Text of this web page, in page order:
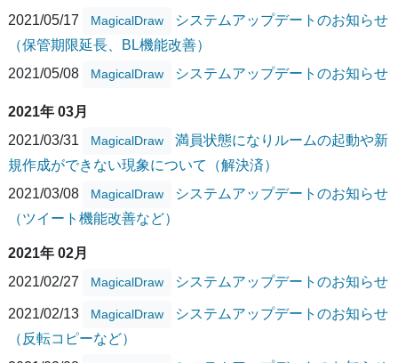
2021/05/17
MagicalDraw
システムアップデートのお知らせ
（保管期限延長、BL機能改善）
2021/05/08
MagicalDraw システムアップデートのお知らせ
2021年 03月
2021/03/31
MagicalDraw
満員状態になりルームの起動や新
規作成ができない現象について（解決済）
2021/03/08
MagicalDraw
システムアップデートのお知らせ
（ツイート機能改善など）
2021年 02月
2021/02/27
MagicalDraw システムアップデートのお知らせ
2021/02/13 MagicalDraw
システムアップデートのお知らせ
（反転コピーなど）